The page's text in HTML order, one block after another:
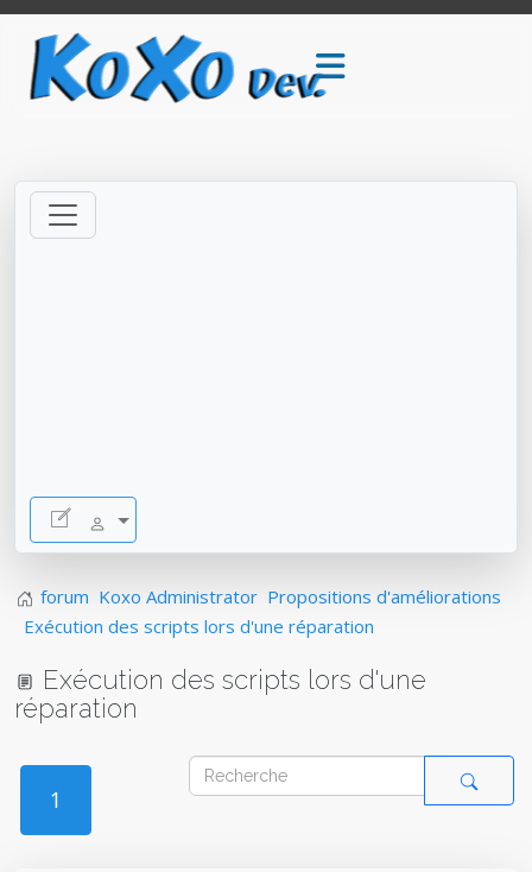
forum Koxo Administrator Propositions d'améliorations
Exécution des scripts lors d'une réparation
Exécution des scripts lors d'une
réparation
1